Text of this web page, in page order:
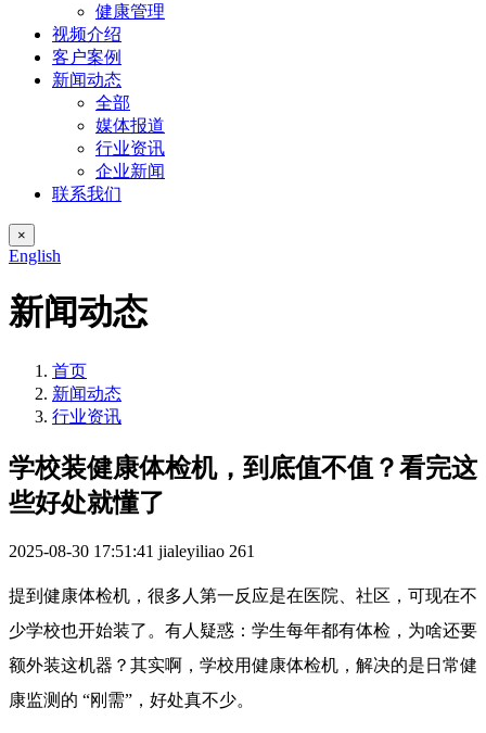
健康管理
视频介绍
客户案例
新闻动态
全部
媒体报道
行业资讯
企业新闻
联系我们
×
English
新闻动态
首页
新闻动态
行业资讯
学校装健康体检机，到底值不值？看完这
些好处就懂了
2025-08-30 17:51:41 jialeyiliao 261
提到健康体检机，很多人第一反应是在医院、社区，可现在不
少学校也开始装了。有人疑惑：学生每年都有体检，为啥还要
额外装这机器？其实啊，学校用健康体检机，解决的是日常健
康监测的 “刚需”，好处真不少。